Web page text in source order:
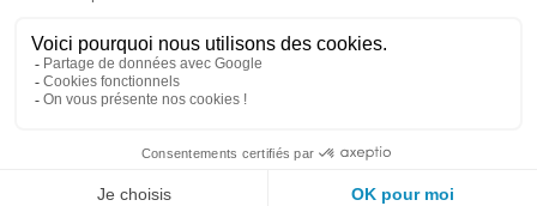
Conditions générales de ventes
Plateforme de signalement